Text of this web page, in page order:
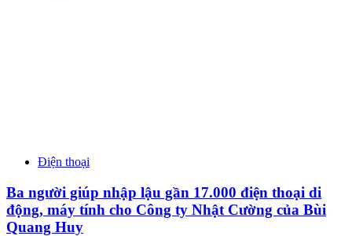
Điện thoại
Ba người giúp nhập lậu gần 17.000 điện thoại di
động, máy tính cho Công ty Nhật Cường của Bùi
Quang Huy